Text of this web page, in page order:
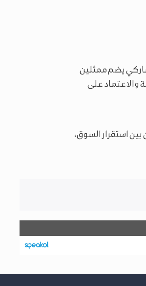
يضم ممثلين
والاعتماد على
استقرار السوق،